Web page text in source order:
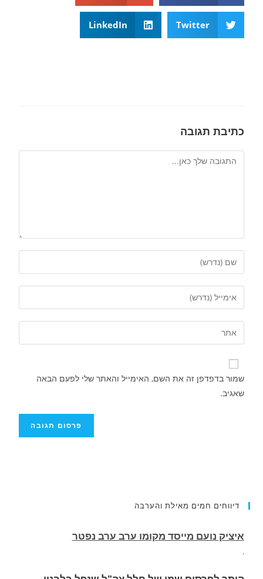
Twitter
LinkedIn
כתיבת תגובה
שמור בדפדפן זה את השם, האימייל והאתר שלי לפעם הבאה
שאגיב.
דיווחים חמים מאילת והערבה
הותר לפרסום שמו של חלל צה"ל שנפל בלבנון.
בגדוד 2855, עוצבת ׳חוד החנית׳ (55), נפל בקרב